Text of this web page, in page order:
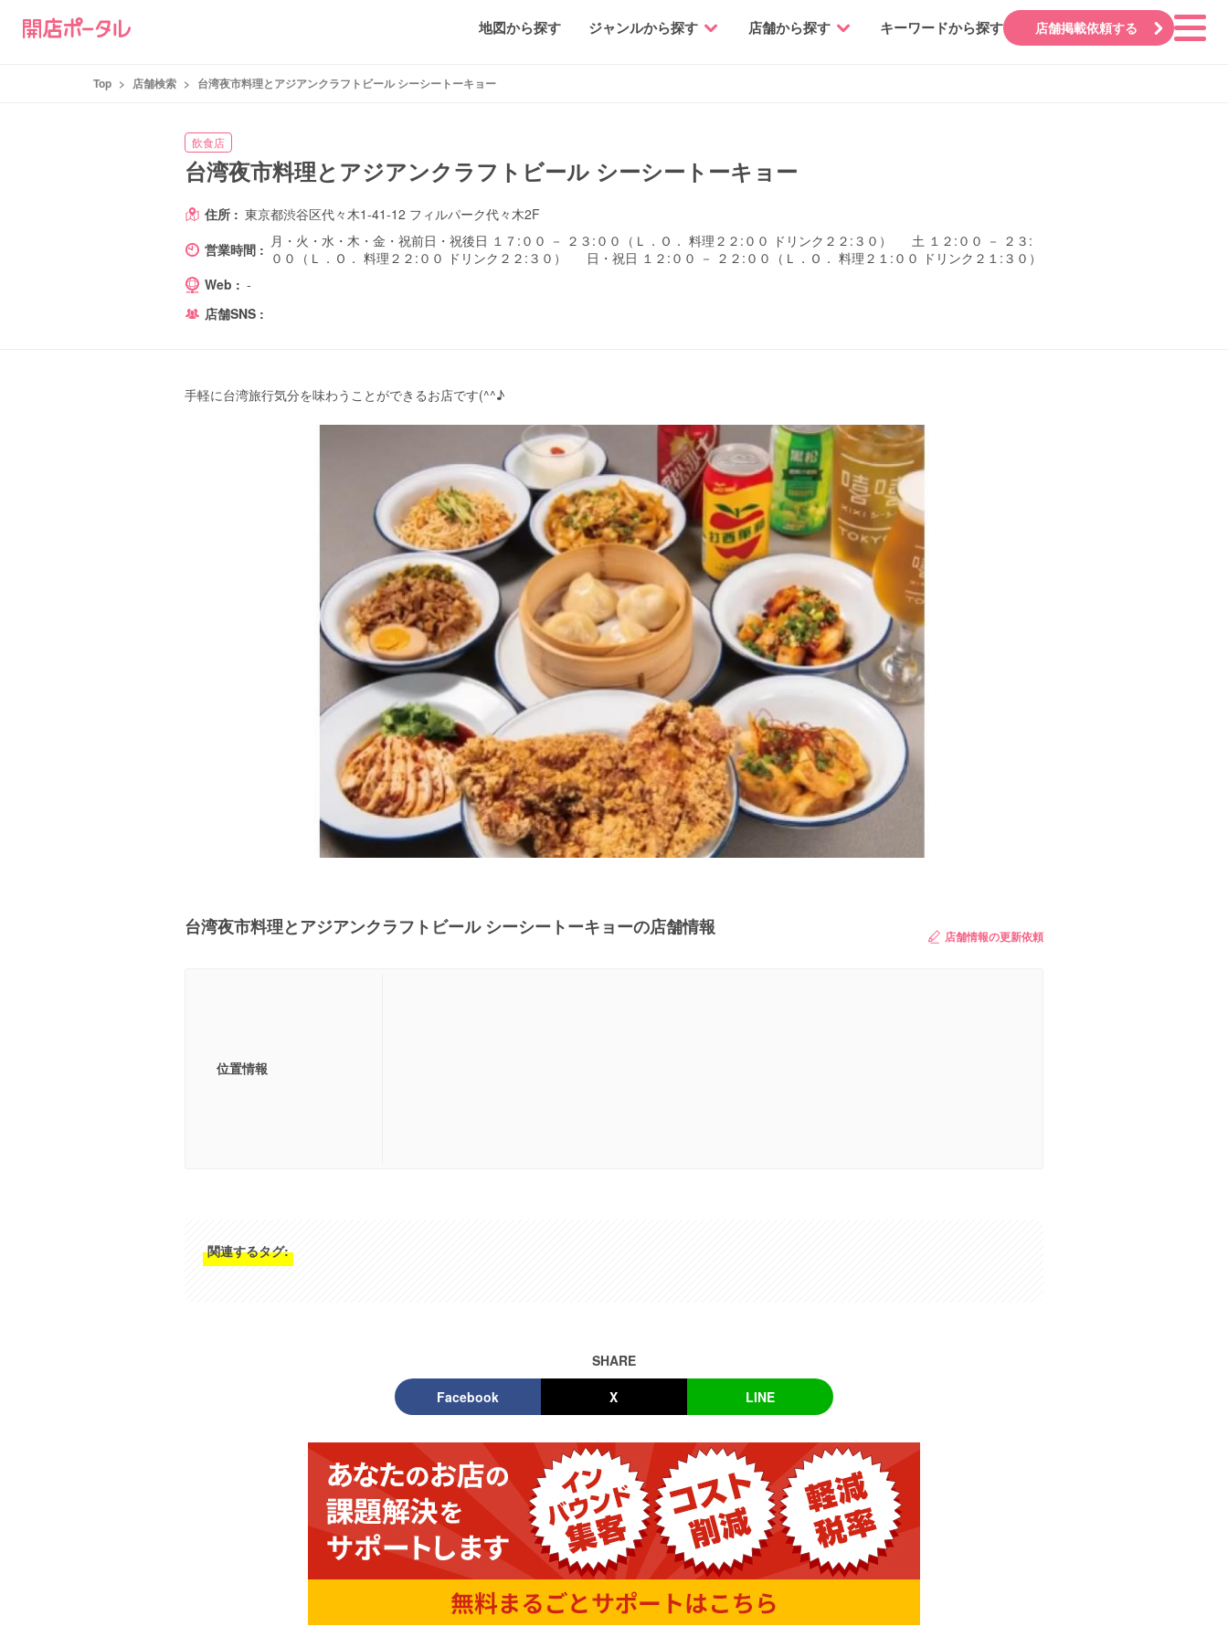
地図から探す ジャンルから探す 店舗から探す キーワードから探す 店舗掲載依頼する
Top > 店舗検索 > 台湾夜市料理とアジアンクラフトビール シーシートーキョー
飲食店
台湾夜市料理とアジアンクラフトビール シーシートーキョー
住所 : 東京都渋谷区代々木1-41-12 フィルパーク代々木2F
営業時間 : 月・火・水・木・金・祝前日・祝後日 １７:００ － ２３:００（Ｌ．Ｏ． 料理２２:００ ドリンク２２:３０） 土 １２:００ － ２３:
００（Ｌ．Ｏ． 料理２２:００ ドリンク２２:３０） 日・祝日 １２:００ － ２２:００（Ｌ．Ｏ． 料理２１:００ ドリンク２１:３０）
Web : -
店舗SNS :
手軽に台湾旅行気分を味わうことができるお店です(^^♪
台湾夜市料理とアジアンクラフトビール シーシートーキョーの店舗情報 店舗情報の更新依頼
位置情報
関連するタグ:
SHARE
Facebook X LINE